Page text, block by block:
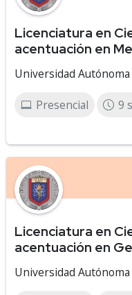
Licenciatura en
acentuación en
Universidad
Presencial 9
Licenciatura en
acentuación en
Universidad